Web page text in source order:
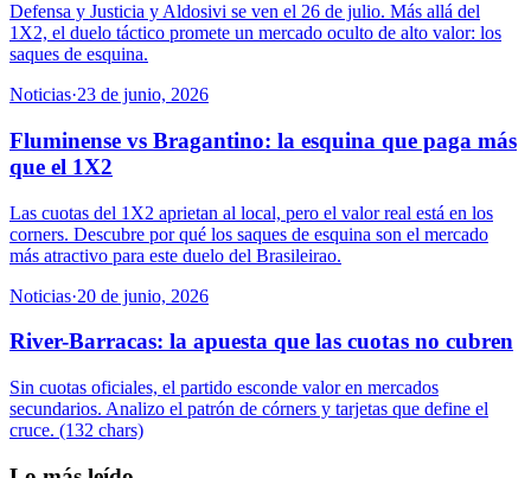
Defensa y Justicia y Aldosivi se ven el 26 de julio. Más allá del
1X2, el duelo táctico promete un mercado oculto de alto valor: los
saques de esquina.
Noticias·23 de junio, 2026
Fluminense vs Bragantino: la esquina que paga más
que el 1X2
Las cuotas del 1X2 aprietan al local, pero el valor real está en los
corners. Descubre por qué los saques de esquina son el mercado
más atractivo para este duelo del Brasileirao.
Noticias·20 de junio, 2026
River-Barracas: la apuesta que las cuotas no cubren
Sin cuotas oficiales, el partido esconde valor en mercados
secundarios. Analizo el patrón de córners y tarjetas que define el
cruce. (132 chars)